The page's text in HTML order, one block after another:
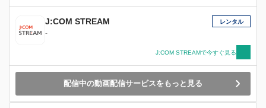
J:COM STREAM
-
レンタル
J:COM STREAMで今すぐ見る
配信中の動画配信サービスをもっと見る